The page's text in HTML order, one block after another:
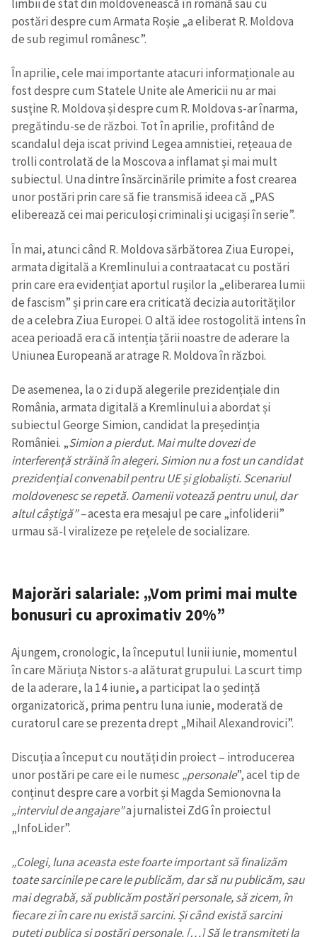
limbii de stat din moldovenească în română sau cu
postări despre cum Armata Roșie „a eliberat R. Moldova
de sub regimul românesc”.
În aprilie, cele mai importante atacuri informaționale au
fost despre cum Statele Unite ale Americii nu ar mai
susține R. Moldova și despre cum R. Moldova s-ar înarma,
pregătindu-se de război. Tot în aprilie, profitând de
scandalul deja iscat privind Legea amnistiei, rețeaua de
trolli controlată de la Moscova a inflamat și mai mult
subiectul. Una dintre însărcinările primite a fost crearea
unor postări prin care să fie transmisă ideea că „PAS
eliberează cei mai periculoși criminali și ucigași în serie”.
În mai, atunci când R. Moldova sărbătorea Ziua Europei,
armata digitală a Kremlinului a contraatacat cu postări
prin care era evidențiat aportul rușilor la „eliberarea lumii
de fascism” și prin care era criticată decizia autorităților
de a celebra Ziua Europei. O altă idee rostogolită intens în
acea perioadă era că intenția țării noastre de aderare la
Uniunea Europeană ar atrage R. Moldova în război.
De asemenea, la o zi după alegerile prezidențiale din
România, armata digitală a Kremlinului a abordat și
subiectul George Simion, candidat la președinția
României. „Simion a pierdut. Mai multe dovezi de
interferență străină în alegeri. Simion nu a fost un candidat
prezidențial convenabil pentru UE și globaliști. Scenariul
moldovenesc se repetă. Oamenii votează pentru unul, dar
altul câștigă” –acesta era mesajul pe care „infoliderii”
urmau să-l viralizeze pe rețelele de socializare.
Majorări salariale: „Vom primi mai multe
bonusuri cu aproximativ 20%”
Ajungem, cronologic, la începutul lunii iunie, momentul
în care Măriuța Nistor s-a alăturat grupului. La scurt timp
de la aderare, la 14 iunie,a participat la o ședință
organizatorică, prima pentru luna iunie, moderată de
curatorul care se prezenta drept „Mihail Alexandrovici”.
Discuția a început cu noutăți din proiect – introducerea
unor postări pe care ei le numesc „personale”, acel tip de
conținut despre care a vorbit și Magda Semionovna la
„interviul de angajare”a jurnalistei ZdG în proiectul
„InfoLider”.
„Colegi, luna aceasta este foarte important să finalizăm
toate sarcinile pe care le publicăm, dar să nu publicăm, sau
mai degrabă, să publicăm postări personale, să zicem, în
fiecare zi în care nu există sarcini. Și când există sarcini
puteți publica și postări personale. […] Să le transmiteți la
CONTACT SURSĂ
Nume+ Numele meu
Email+ Emailul meu
Telefon
+ Telefon personal
Am citit și sunt de
acord cupolitica de